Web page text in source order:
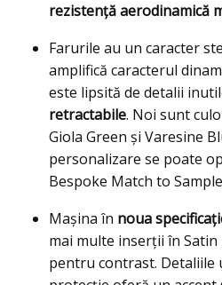
rezistenţă aerodinamică
Farurile au un caracter
amplifică caracterul
este lipsită de detalii
retractabile. Noi sunt
Giola Green şi Varesine
personalizare se poate
Bespoke Match to
Maşina în noua
mai multe inserţii în
pentru contrast. Detaliile